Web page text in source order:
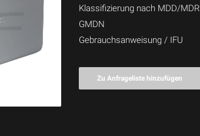
Klassifizierung nach MDD/MDR
GMDN
Gebrauchsanweisung / IFU
Zu Anfrageliste hinzufügen